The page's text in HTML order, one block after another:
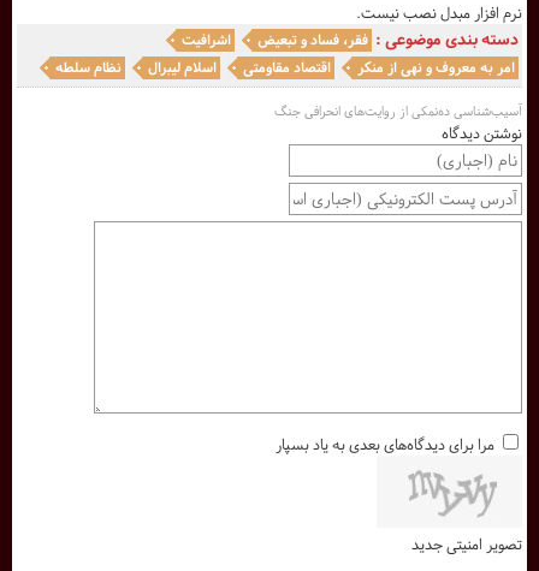
نرم افزار مبدل نصب نیست.
دسته بندی موضوعی : فقر، فساد و تبعیض
اشرافیت
امر به معروف و نهی از منکر
اقتصاد مقاومتی اسلام لیبرال نظام سلطه
آسیب‌شناسی ده‌نمکی از روایت‌های انحرافی جنگ
نوشتن دیدگاه
مرا برای دیدگاه‌های بعدی به یاد بسپار
تصویر امنیتی جدید